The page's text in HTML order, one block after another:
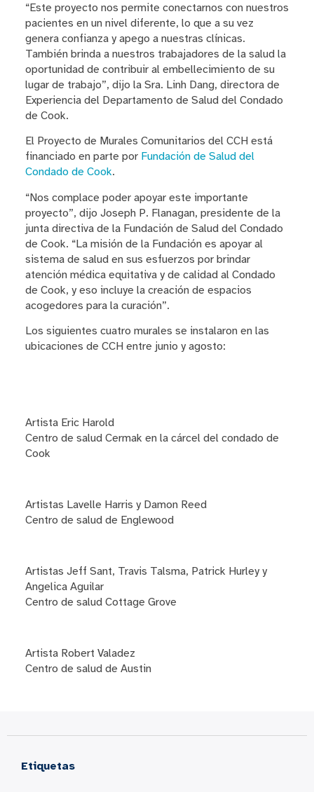
“Este proyecto nos permite conectarnos con nuestros
pacientes en un nivel diferente, lo que a su vez
genera confianza y apego a nuestras clínicas.
También brinda a nuestros trabajadores de la salud la
oportunidad de contribuir al embellecimiento de su
lugar de trabajo”, dijo la Sra. Linh Dang, directora de
Experiencia del Departamento de Salud del Condado
de Cook.
El Proyecto de Murales Comunitarios del CCH está
financiado en parte por Fundación de Salud del
Condado de Cook.
“Nos complace poder apoyar este importante
proyecto”, dijo Joseph P. Flanagan, presidente de la
junta directiva de la Fundación de Salud del Condado
de Cook. “La misión de la Fundación es apoyar al
sistema de salud en sus esfuerzos por brindar
atención médica equitativa y de calidad al Condado
de Cook, y eso incluye la creación de espacios
acogedores para la curación”.
Los siguientes cuatro murales se instalaron en las
ubicaciones de CCH entre junio y agosto:
Artista Eric Harold
Centro de salud Cermak en la cárcel del condado de
Cook
Artistas Lavelle Harris y Damon Reed
Centro de salud de Englewood
Artistas Jeff Sant, Travis Talsma, Patrick Hurley y
Angelica Aguilar
Centro de salud Cottage Grove
Artista Robert Valadez
Centro de salud de Austin
Etiquetas